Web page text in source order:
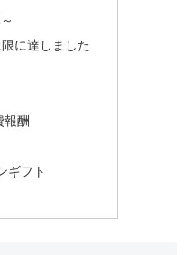
に達しました
報酬
ギフト